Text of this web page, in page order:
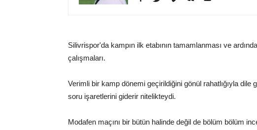
Silivrispor'da kampın ilk etabının tamamlanması ve
çalışmaları.
Verimli bir kamp dönemi geçirildiğini gönül rahatlığıyla dile
soru işaretlerini giderir nitelikteydi.
Modafen maçını bir bütün halinde değil de bölüm bölüm